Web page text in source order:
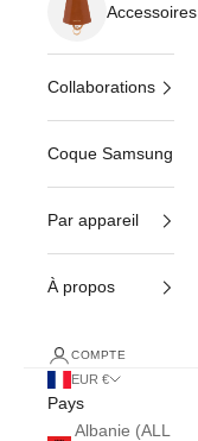
Accessoires
Collaborations
Coque Samsung
Par appareil
À propos
COMPTE
EUR €
Pays
Albanie (ALL